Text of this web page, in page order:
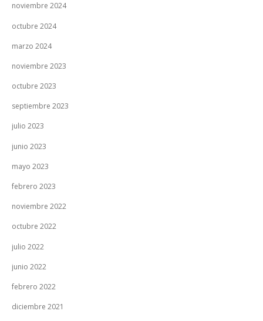
noviembre 2024
octubre 2024
marzo 2024
noviembre 2023
octubre 2023
septiembre 2023
julio 2023
junio 2023
mayo 2023
febrero 2023
noviembre 2022
octubre 2022
julio 2022
junio 2022
febrero 2022
diciembre 2021